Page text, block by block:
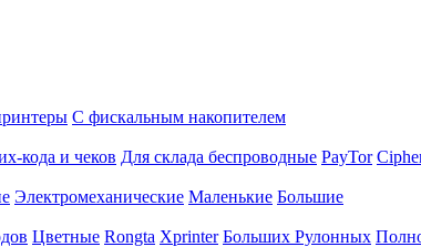
С фискальным накопителем
кода и чеков Для склада беспроводные PayTor
Электромеханические Маленькие Большие
Цветные Rongta Xprinter Больших Рулонных